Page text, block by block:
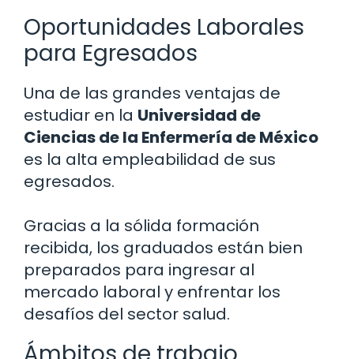
Oportunidades Laborales
para Egresados
Una de las grandes ventajas de
estudiar en la Universidad de
Ciencias de la Enfermería de México
es la alta empleabilidad de sus
egresados.
Gracias a la sólida formación
recibida, los graduados están bien
preparados para ingresar al
mercado laboral y enfrentar los
desafíos del sector salud.